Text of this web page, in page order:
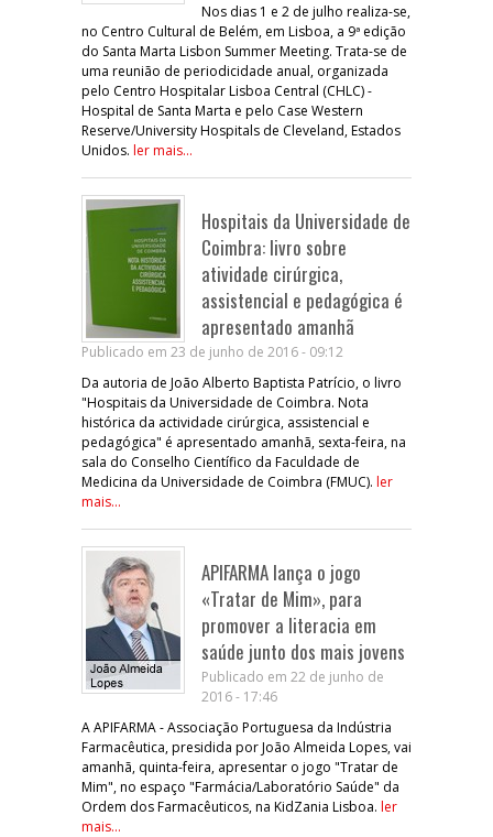
Nos dias 1 e 2 de julho realiza-se,
no Centro Cultural de Belém, em Lisboa, a 9ª edição
do Santa Marta Lisbon Summer Meeting. Trata-se de
uma reunião de periodicidade anual, organizada
pelo Centro Hospitalar Lisboa Central (CHLC) -
Hospital de Santa Marta e pelo Case Western
Reserve/University Hospitals de Cleveland, Estados
Unidos. ler mais...
Hospitais da Universidade de
Coimbra: livro sobre
atividade cirúrgica,
assistencial e pedagógica é
apresentado amanhã
Publicado em 23 de junho de 2016 - 09:12
Da autoria de João Alberto Baptista Patrício, o livro
"Hospitais da Universidade de Coimbra. Nota
histórica da actividade cirúrgica, assistencial e
pedagógica" é apresentado amanhã, sexta-feira, na
sala do Conselho Científico da Faculdade de
Medicina da Universidade de Coimbra (FMUC). ler
mais...
APIFARMA lança o jogo
«Tratar de Mim», para
promover a literacia em
saúde junto dos mais jovens
Publicado em 22 de junho de
2016 - 17:46
A APIFARMA - Associação Portuguesa da Indústria
Farmacêutica, presidida por João Almeida Lopes, vai
amanhã, quinta-feira, apresentar o jogo "Tratar de
Mim", no espaço "Farmácia/Laboratório Saúde" da
Ordem dos Farmacêuticos, na KidZania Lisboa. ler
mais...